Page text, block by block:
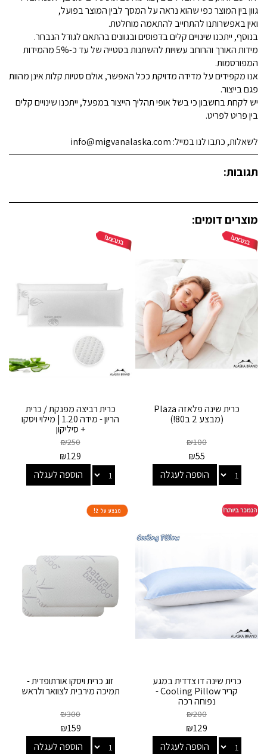
גוון בין המוצר כפי שהוא נראה על המסך לבין המוצר בפועל,
ואין באפשרותנו להתחייב להתאמה מוחלטת.
בנוסף, ייתכנו שינויים קלים בדפוסים ובגוונים בהתאם לגודל הנבחר.
מידות האורך והרוחב עשויות להשתנות בסטייה של עד כ-5% מהמידות
המפורסמות.
אנו מקפידים על מדידה מדויקת ככל האפשר, אולם סטיות קלות אינן מהוות
פגם בייצור.
יש לקחת בחשבון כי בשל אופי תהליך הייצור במפעל, ייתכנו שינויים קלים
בין פריט לפריט.
לשאלות, כתבו לנו במייל: info@migvanalaska.com
תגובות:
מוצרים דומים:
כרית שינה פלאזה Plaza
(מבצע 2 ב80!)
₪100
₪55
הוספה לעגלה
כרית רביצה מפנקת / כרית
הריון - מידה 1.20 | מילוי ויסקו
+ סיליקון
₪250
₪129
הוספה לעגלה
כרית שינה דו צדדית במגע
קריר Cooling Pillow -
נפוחה רכה
₪200
₪129
הוספה לעגלה
זוג כרית ויסקו אורתופדית -
תמיכה מירבית לצוואר ולראש
₪300
₪159
הוספה לעגלה